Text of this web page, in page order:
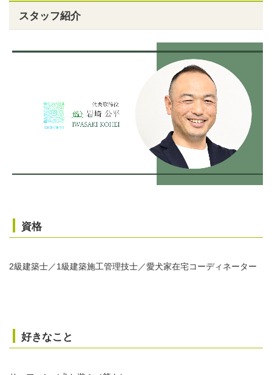
スタッフ紹介
資格
2級建築士／1級建築施工管理技士／愛犬家在宅コーディネーター
好きなこと